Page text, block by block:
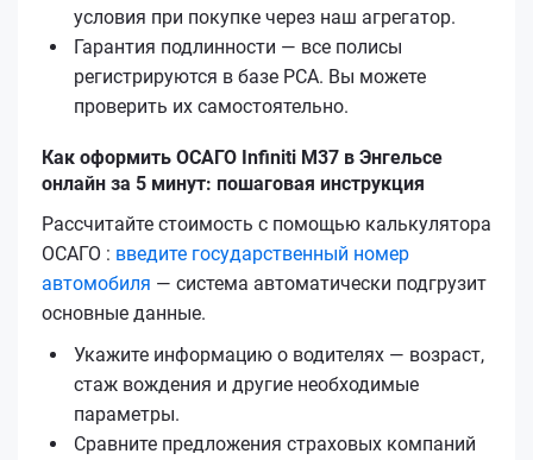
условия при покупке через наш агрегатор.
Гарантия подлинности — все полисы
регистрируются в базе РСА. Вы можете
проверить их самостоятельно.
Как оформить ОСАГО Infiniti M37 в Энгельсе
онлайн за 5 минут: пошаговая инструкция
Рассчитайте стоимость с помощью калькулятора
ОСАГО : введите государственный номер
автомобиля — система автоматически подгрузит
основные данные.
Укажите информацию о водителях — возраст,
стаж вождения и другие необходимые
параметры.
Сравните предложения страховых компаний